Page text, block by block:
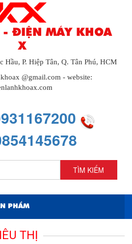
ĐIỆN MÁY KHOA
X
Hầu, P. Hiệp Tân, Q. Tân Phú, HCM
@gmail.com - website:
TÌM KIẾM
PHẨM
THỊ